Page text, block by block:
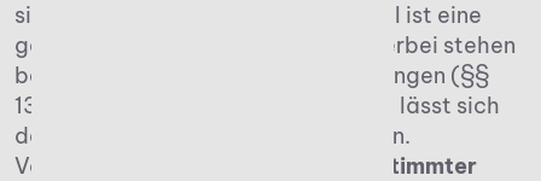
sie
. Der Schlüssel ist eine
gezielte steuerliche Gestaltung. Hierbei stehen
beispielsweise Verschonungsregelungen (§§
13a, 13b ErbStG) im Fokus. Durch sie lässt sich
der Erhalt des Unternehmens sichern.
Voraussetzung ist die
Erfüllung bestimmter